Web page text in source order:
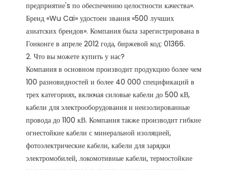
предприятие's по обеспечению целостности качества».
Бренд «Wu Cai» удостоен звания «500 лучших
азиатских брендов». Компания была зарегистрирована в
Гонконге в апреле 2012 года, биржевой код: 01366.
2. Что вы можете купить у нас?
Компания в основном производит продукцию более чем
100 разновидностей и более 40 000 спецификаций в
трех категориях, включая силовые кабели до 500 кВ,
кабели для электрооборудования и неизолированные
провода до 1100 кВ. Компания также производит гибкие
огнестойкие кабели с минеральной изоляцией,
фотоэлектрические кабели, кабели для зарядки
электромобилей, локомотивные кабели, термостойкие